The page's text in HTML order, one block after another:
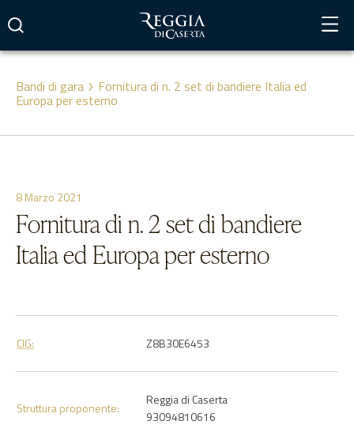
contenuto
Bandi di gara Fornitura di n. 2 set di bandiere Italia ed
Europa per esterno
8 Marzo 2021
Fornitura di n. 2 set di bandiere
Italia ed Europa per esterno
CIG: Z8B30E6453
Struttura proponente:
Reggia di Caserta
93094810616